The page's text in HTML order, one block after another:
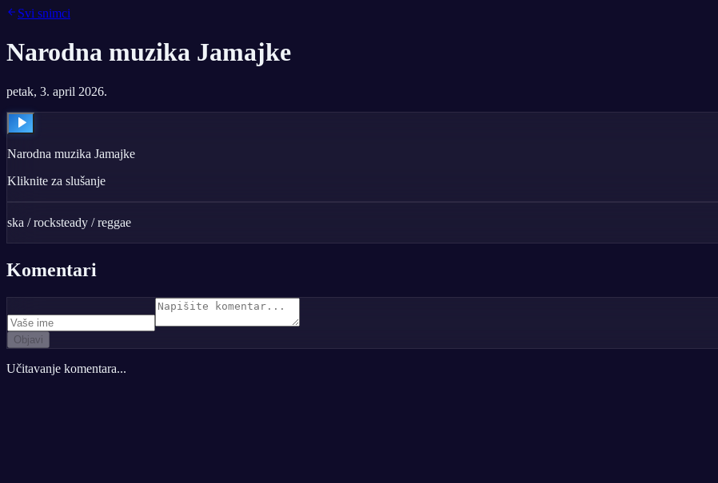
Svi snimci
Narodna muzika Jamajke
petak, 3. april 2026.
Narodna muzika Jamajke
Kliknite za slušanje
ska / rocksteady / reggae
Komentari
Objavi
Učitavanje komentara...